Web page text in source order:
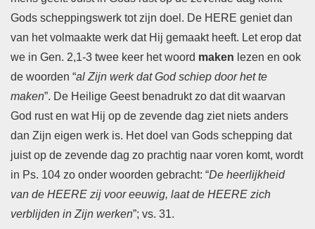
Gods scheppingswerk tot zijn doel. De HERE geniet dan
van het volmaakte werk dat Hij gemaakt heeft. Let erop dat
we in Gen. 2,1-3 twee keer het woord maken lezen en ook
de woorden “al Zijn werk dat God schiep door het te
maken”. De Heilige Geest benadrukt zo dat dit waarvan
God rust en wat Hij op de zevende dag ziet niets anders
dan Zijn eigen werk is. Het doel van Gods schepping dat
juist op de zevende dag zo prachtig naar voren komt, wordt
in Ps. 104 zo onder woorden gebracht: “De heerlijkheid
van de HEERE zij voor eeuwig, laat de HEERE zich
verblijden in Zijn werken”; vs. 31.